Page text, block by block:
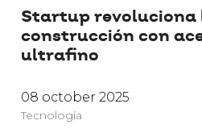
Startup revoluciona
construcción con
ultrafino
08 october 2025
Tecnología